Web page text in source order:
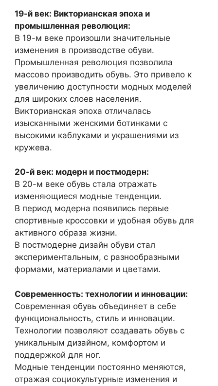
19-й век: Викторианская эпоха и
промышленная революция:
В 19-м веке произошли значительные
изменения в производстве обуви.
Промышленная революция позволила
массово производить обувь. Это привело к
увеличению доступности модных моделей
для широких слоев населения.
Викторианская эпоха отличалась
изысканными женскими ботинками с
высокими каблуками и украшениями из
кружева.
20-й век: модерн и постмодерн:
В 20-м веке обувь стала отражать
изменяющиеся модные тенденции.
В период модерна появились первые
спортивные кроссовки и удобная обувь для
активного образа жизни.
В постмодерне дизайн обуви стал
экспериментальным, с разнообразными
формами, материалами и цветами.
Современность: технологии и инновации:
Современная обувь объединяет в себе
функциональность, стиль и инновации.
Технологии позволяют создавать обувь с
уникальным дизайном, комфортом и
поддержкой для ног.
Модные тенденции постоянно меняются,
отражая социокультурные изменения и